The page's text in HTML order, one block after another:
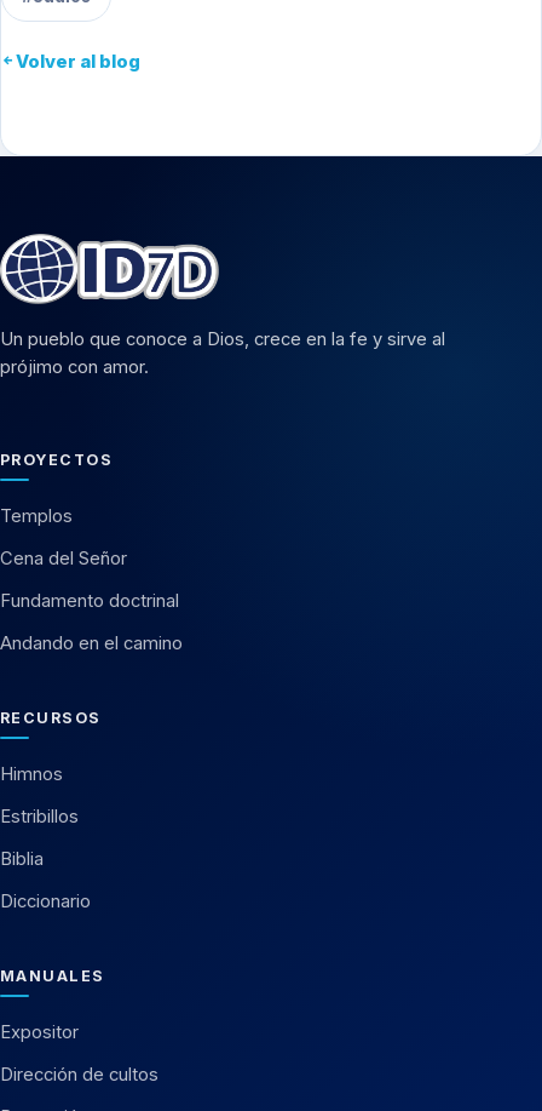
Volver al blog
Un pueblo que conoce a Dios, crece en la fe y sirve al
prójimo con amor.
PROYECTOS
Templos
Cena del Señor
Fundamento doctrinal
Andando en el camino
RECURSOS
Himnos
Estribillos
Biblia
Diccionario
MANUALES
Expositor
Dirección de cultos